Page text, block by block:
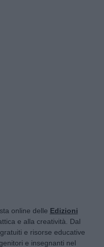
online delle Edizioni
e alla creatività. Dal
e risorse educative
e insegnanti nel